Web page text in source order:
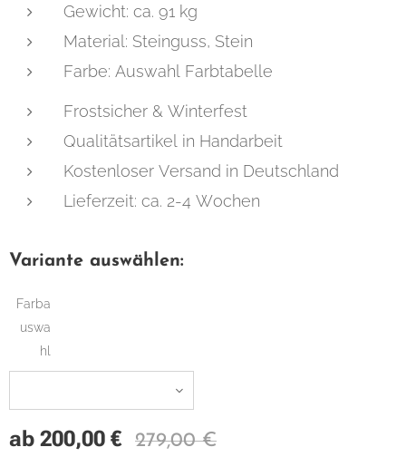
Gewicht: ca. 91 kg
Material: Steinguss, Stein
Farbe: Auswahl Farbtabelle
Frostsicher & Winterfest
Qualitätsartikel in Handarbeit
Kostenloser Versand in Deutschland
Lieferzeit: ca. 2-4 Wochen
Variante auswählen:
Farba
uswa
hl
ab 200,00 € 279,00€